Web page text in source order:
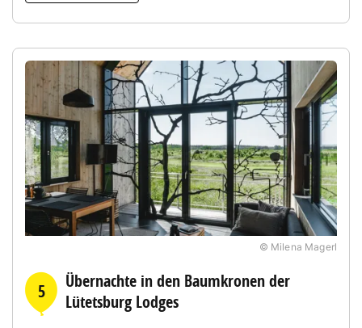
© Milena Magerl
5
Übernachte in den Baumkronen der
Lütetsburg Lodges